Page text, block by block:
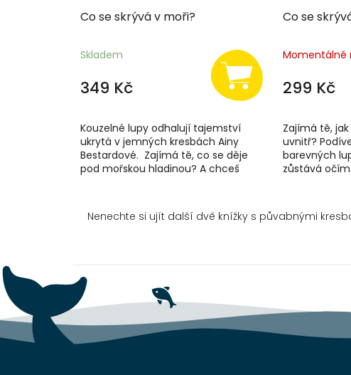
Co se skrývá v moři?
Skladem
349 Kč
Kouzelné lupy odhalují tajemství
ukrytá v jemných kresbách Ainy
Bestardové. Zajímá tě, co se děje
pod mořskou hladinou? A chceš
Co se
Momentálně
299 Kč
Zajímá tě,
uvnitř?
barevných
zůstává očím
Nenechte si ujít další dvě knížky s půvabnými